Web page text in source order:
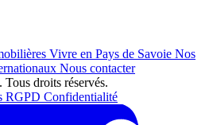
Vivre en Pays de Savoie Nos
Nous contacter
droits réservés.
RGPD Confidentialité